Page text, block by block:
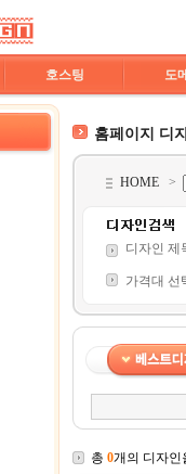
호스팅 도
홈페이지 디
HOME >
디자인 제
가격대 선
총 0개의 디자인